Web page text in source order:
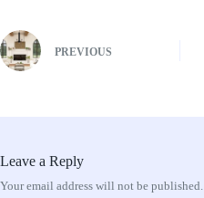
PREVIOUS
Leave a Reply
Your email address will not be published.